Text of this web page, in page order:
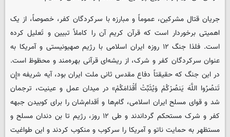
جریان قتال مشرکین، عموماً و مبارزه با سرکردگان کفر، خصوصاً، از یک
اهمیتی برخوردار است که قرآن کریم آن را کاملاً تبیین و تَعلیل کرده
است. فلذا جنگ ۱۲ روزه ایران اسلامی با رژیم صهیونیستی و آمریکا به
عنوان سرکردگان کفر و شرک، از ریشه‌ای قرآنی بهره‌مند و محظوظ است.
در این جنگ که حقیقتاً دفاع مقدس ثانی ملت ایران بود، آیه شریفه «إِن
تَنصُرُوا اللَّهَ یَنصُرْکُمْ وَیُثَبِّتْ أَقْدَامَکُمْ» در میدان عمل و عینیت، ترجمان
شد و قوای مسلح ایران اسلامی، گام‌ها و اَقدام‌شان را برای کوبیدن جبهه
کفر و شرک مستحکم گرداندند و طی ۱۲ روز، رژیم تا بن دندان مسلح و
مستظهر به حمایت ناتو و آمریکا را سرکوب و منکوب کردند و این طواغیت